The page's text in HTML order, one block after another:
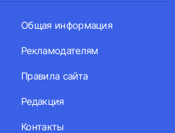
Общая информация
Рекламодателям
Правила сайта
Редакция
Контакты